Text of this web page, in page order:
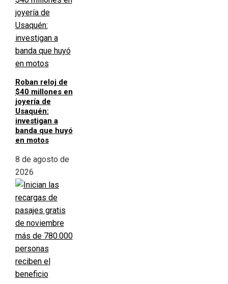
Roban reloj de
$40 millones en
joyería de
Usaquén:
investigan a
banda que huyó
en motos
8 de agosto de
2026